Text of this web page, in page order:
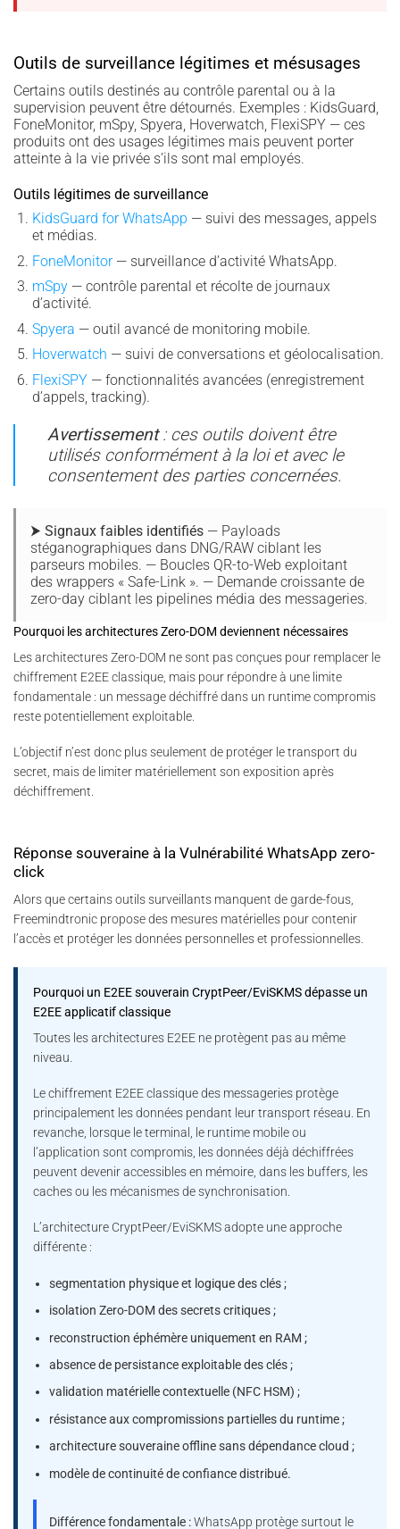
Outils de surveillance légitimes et mésusages
Certains outils destinés au contrôle parental ou à la
supervision peuvent être détournés. Exemples : KidsGuard,
FoneMonitor, mSpy, Spyera, Hoverwatch, FlexiSPY — ces
produits ont des usages légitimes mais peuvent porter
atteinte à la vie privée s’ils sont mal employés.
Outils légitimes de surveillance
KidsGuard for WhatsApp — suivi des messages, appels
et médias.
FoneMonitor— surveillance d’activité WhatsApp.
mSpy— contrôle parental et récolte de journaux
d’activité.
Spyera — outil avancé de monitoring mobile.
Hoverwatch — suivi de conversations et géolocalisation.
FlexiSPY— fonctionnalités avancées (enregistrement
d’appels, tracking).
Avertissement: ces outils doivent être
utilisés conformément à la loi et avec le
consentement des parties concernées.
⮞ Signaux faibles identifiés — Payloads
stéganographiques dans DNG/RAW ciblant les
parseurs mobiles. — Boucles QR-to-Web exploitant
des wrappers « Safe-Link ». — Demande croissante de
zero-day ciblant les pipelines média des messageries.
Pourquoi les architectures Zero-DOM deviennent nécessaires
Les architectures Zero-DOM ne sont pas conçues pour remplacer le
chiffrement E2EE classique, mais pour répondre à une limite
fondamentale : un message déchiffré dans un runtime compromis
reste potentiellement exploitable.
L’objectif n’est donc plus seulement de protéger le transport du
secret, mais de limiter matériellement son exposition après
déchiffrement.
Réponse souveraine à la Vulnérabilité WhatsApp zero-
click
Alors que certains outils surveillants manquent de garde-fous,
Freemindtronic propose des mesures matérielles pour contenir
l’accès et protéger les données personnelles et professionnelles.
Pourquoi un E2EE souverain CryptPeer/EviSKMS dépasse un
E2EE applicatif classique
Toutes les architectures E2EE ne protègent pas au même
niveau.
Le chiffrement E2EE classique des messageries protège
principalement les données pendant leur transport réseau. En
revanche, lorsque le terminal, le runtime mobile ou
l’application sont compromis, les données déjà déchiffrées
peuvent devenir accessibles en mémoire, dans les buffers, les
caches ou les mécanismes de synchronisation.
L’architecture CryptPeer/EviSKMS adopte une approche
différente :
segmentation physique et logique des clés ;
isolation Zero-DOM des secrets critiques ;
reconstruction éphémère uniquement en RAM ;
absence de persistance exploitable des clés ;
validation matérielle contextuelle (NFC HSM) ;
résistance aux compromissions partielles du runtime ;
architecture souveraine offline sans dépendance cloud ;
modèle de continuité de confiance distribué.
Différence fondamentale :WhatsApp protège surtout le